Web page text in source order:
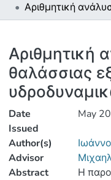
Αριθμητική
θαλάσσιας
Date
Issued
May
Author(s)
Advisor
Abstract
Η